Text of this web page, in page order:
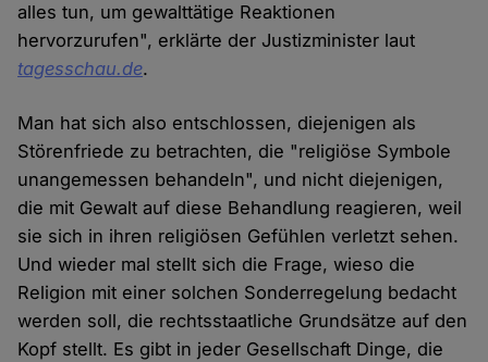
alles tun, um gewalttätige Reaktionen
hervorzurufen", erklärte der Justizminister laut
tagesschau.de.
Man hat sich also entschlossen, diejenigen als
Störenfriede zu betrachten, die "religiöse Symbole
unangemessen behandeln", und nicht diejenigen,
die mit Gewalt auf diese Behandlung reagieren, weil
sie sich in ihren religiösen Gefühlen verletzt sehen.
Und wieder mal stellt sich die Frage, wieso die
Religion mit einer solchen Sonderregelung bedacht
werden soll, die rechtsstaatliche Grundsätze auf den
Kopf stellt. Es gibt in jeder Gesellschaft Dinge, die